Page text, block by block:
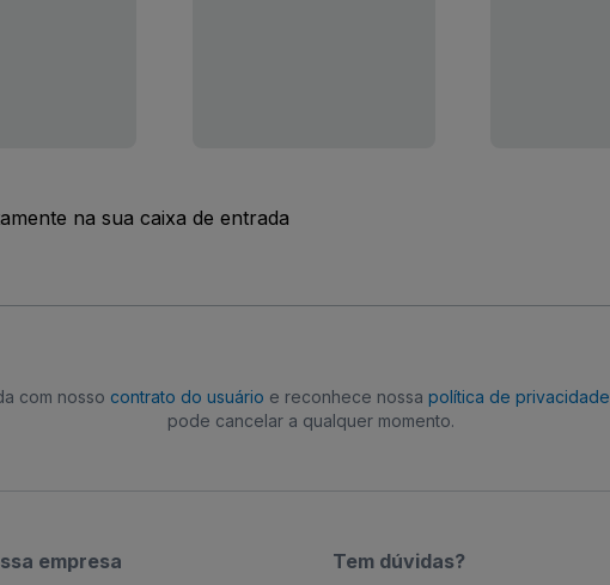
na sua caixa de entrada
com nosso contrato do usuário e reconhece nossa política de privacidade
pode cancelar a qualquer momento.
empresa Tem dúvidas?